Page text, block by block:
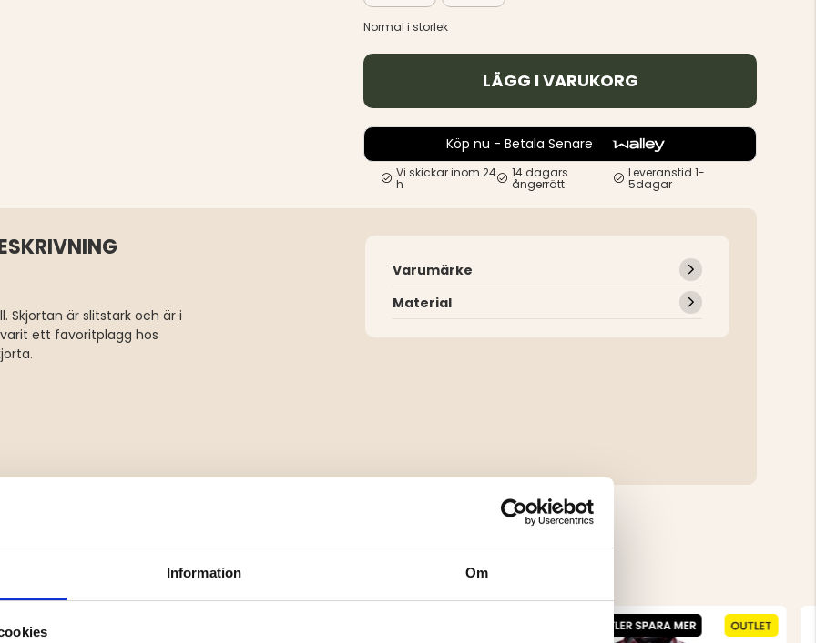
Information Om
Normal i storlek
LÄGG I VARUKORG
Köp nu - Betala Senare
Vi skickar inom 24
h
14 dagars
ångerrätt
Leveranstid 1-
5dagar
Skjortan är slitstark och är i
ett favoritplagg hos
Varumärke
Material
DU KANSKE OCKSÅ ÄR INTRESSERAD AV